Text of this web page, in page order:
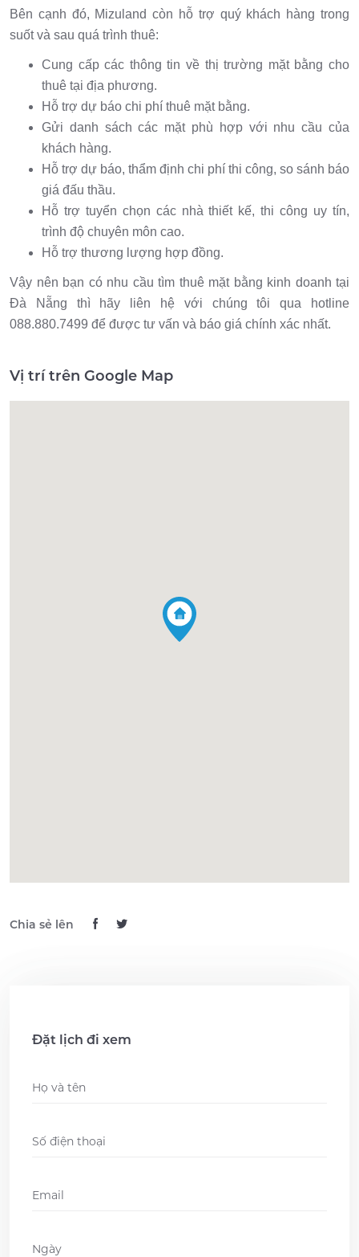
Bên cạnh đó, Mizuland còn hỗ trợ quý khách hàng trong
suốt và sau quá trình thuê:
Cung cấp các thông tin về thị trường mặt bằng cho
thuê tại địa phương.
Hỗ trợ dự báo chi phí thuê mặt bằng.
Gửi danh sách các mặt phù hợp với nhu cầu của
khách hàng.
Hỗ trợ dự báo, thẩm định chi phí thi công, so sánh báo
giá đấu thầu.
Hỗ trợ tuyển chọn các nhà thiết kế, thi công uy tín,
trình độ chuyên môn cao.
Hỗ trợ thương lượng hợp đồng.
Vậy nên bạn có nhu cầu tìm thuê mặt bằng kinh doanh tại
Đà Nẵng thì hãy liên hệ với chúng tôi qua hotline
088.880.7499 để được tư vấn và báo giá chính xác nhất.
Vị trí trên Google Map
Chia sẻ lên
Đặt lịch đi xem
Name *
Phone
Email
Ngày